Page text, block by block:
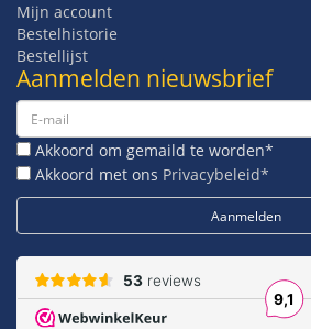
Mijn account
Bestelhistorie
Bestellijst
Aanmelden nieuwsbrief
Akkoord om gemaild te worden*
Akkoord met ons Privacybeleid*